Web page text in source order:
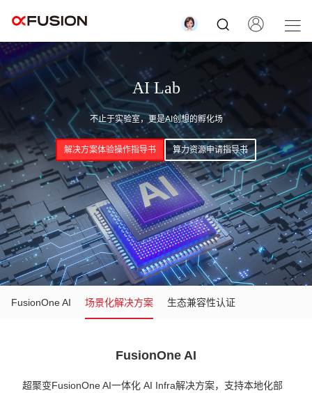
AI Lab
不止于实验室，更是AI创想的孵化场
解决方案体验操作指导书 算力资源申请指导书
FusionOne AI 场景化解决方案 生态兼容性认证
FusionOne AI
超聚变FusionOne AI一体化 AI Infra解决方案，支持本地化部